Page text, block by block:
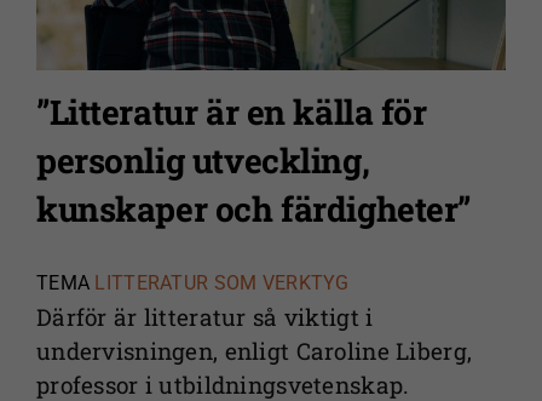
”Litteratur är en källa för
personlig utveckling,
kunskaper och färdigheter”
TEMA LITTERATUR SOM VERKTYG
Därför är litteratur så viktigt i
undervisningen, enligt Caroline Liberg,
professor i utbildningsvetenskap.